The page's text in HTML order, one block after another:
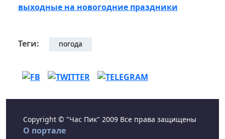
выходные на новогодние праздники
Теги: погода
Copyright © "Час Пик" 2009 Все права защищены
О портале